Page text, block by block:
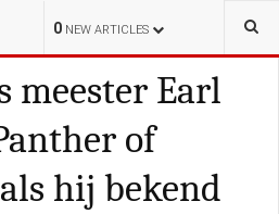
0 NEW ARTICLES
DEPORTE
Earl
of
hij bekend